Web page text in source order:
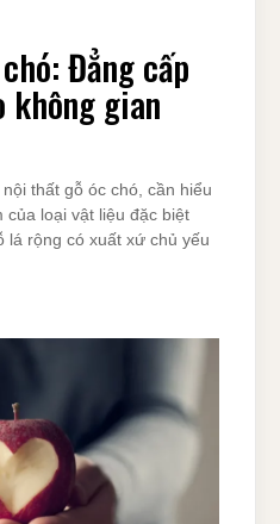
Đẳng cấp
không gian
thất gỗ óc chó, cần hiểu
của loại vật liệu đặc biệt
lá rộng có xuất xứ chủ yếu